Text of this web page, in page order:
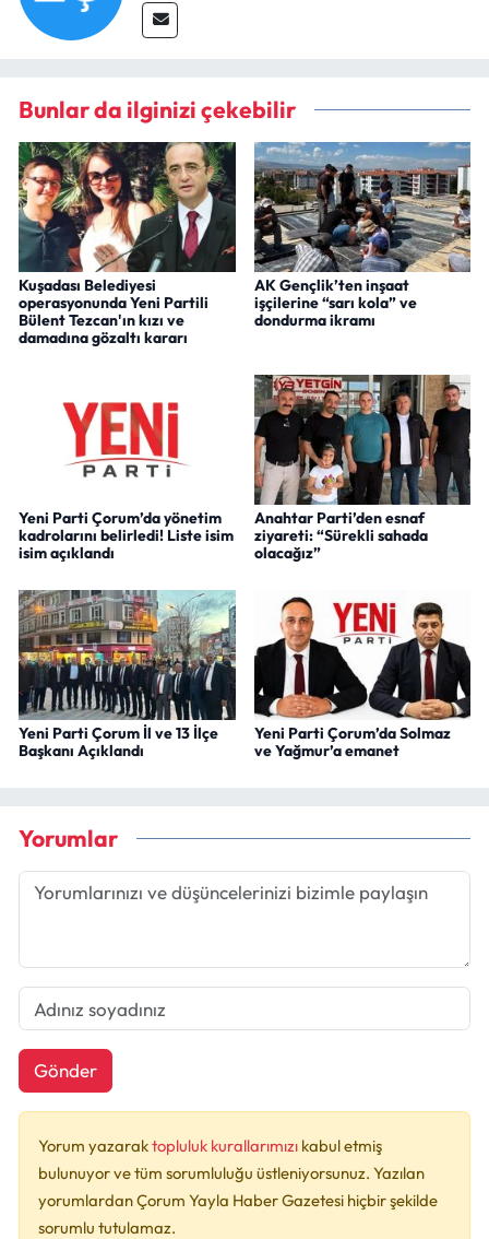
Bunlar da ilginizi çekebilir
Kuşadası Belediyesi
operasyonunda Yeni Partili
Bülent Tezcan'ın kızı ve
damadına gözaltı kararı
AK Gençlik’ten inşaat
işçilerine “sarı kola” ve
dondurma ikramı
Yeni Parti Çorum’da yönetim
kadrolarını belirledi! Liste isim
isim açıklandı
Anahtar Parti’den esnaf
ziyareti: “Sürekli sahada
olacağız”
Yeni Parti Çorum İl ve 13 İlçe
Başkanı Açıklandı
Yeni Parti Çorum’da Solmaz
ve Yağmur’a emanet
Yorumlar
Gönder
Yorum yazaraktopluluk kurallarımızı kabul etmiş
bulunuyor ve tüm sorumluluğu üstleniyorsunuz. Yazılan
yorumlardan Çorum Yayla Haber Gazetesi hiçbir şekilde
sorumlu tutulamaz.